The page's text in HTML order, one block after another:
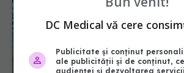
DC Medical vă cere
Publicitate și conținut
ale publicității și de conținut,
audienței și dezvoltarea